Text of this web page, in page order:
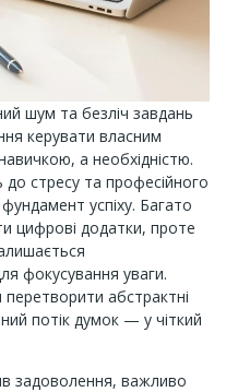
шум та безліч завдань
керувати власним
а необхідністю.
стресу та професійного
успіху. Багато
цифрові додатки, проте
фокусування уваги.
перетворити абстрактні
потік думок — у чіткий
задоволення, важливо